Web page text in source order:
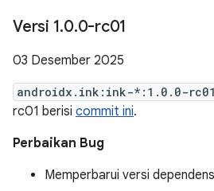
Versi 1.0.0-rc01
03 Desember 2025
androidx.ink:ink-*:1.0.0-rc01
rc01 berisi commit ini.
Perbaikan Bug
Memperbarui versi